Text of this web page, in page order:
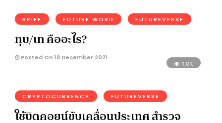
BRIEF FUTURE WORD FUTUREVERSE
ทุบ/เท คืออะไร?
Posted On 18 December 2021
1.0K
CRYPTOCURRENCY FUTUREVERSE
ใช้บิตคอยน์ขับเคลื่อนประเทศ สำรวจ